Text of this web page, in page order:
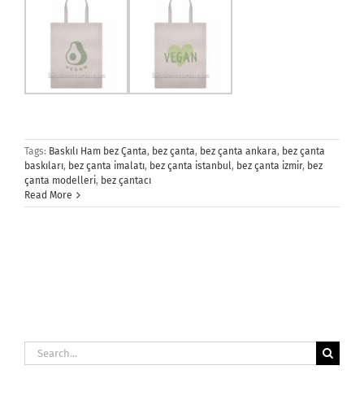
Tags: Baskılı Ham bez Çanta, bez çanta, bez çanta ankara, bez çanta
baskıları, bez çanta imalatı, bez çanta istanbul, bez çanta izmir, bez
çanta modelleri, bez çantacı
Read More
Search
for: